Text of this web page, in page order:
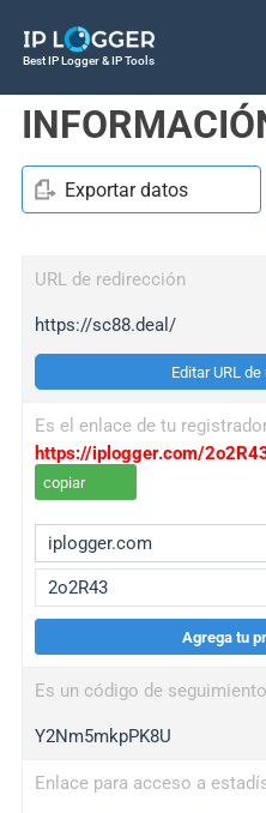
Best IP Logger & IP Tools
Exportar datos
URL de redirección
https://sc88.deal/
Editar URL
Es el enlace de tu
https://iplogger.com/
copiar
wl.gl
ed.tc
Agrega tu
Es un código de seguimiento
Y2Nm5mkpPK8U
Enlace para acceso a